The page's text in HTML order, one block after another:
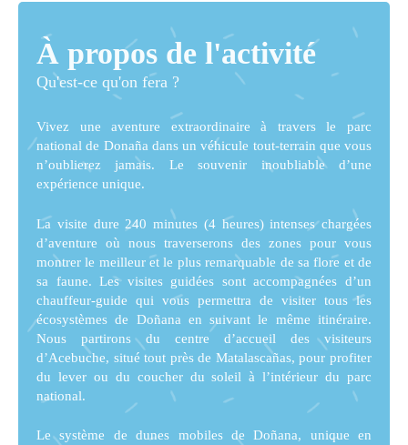
À propos de l'activité
Qu'est-ce qu'on fera ?
Vivez une aventure extraordinaire à travers le parc
national de Donaña dans un véhicule tout-terrain que vous
n’oublierez jamais. Le souvenir inoubliable d’une
expérience unique.
La visite dure 240 minutes (4 heures) intenses chargées
d’aventure où nous traverserons des zones pour vous
montrer le meilleur et le plus remarquable de sa flore et de
sa faune. Les visites guidées sont accompagnées d’un
chauffeur-guide qui vous permettra de visiter tous les
écosystèmes de Doñana en suivant le même itinéraire.
Nous partirons du centre d’accueil des visiteurs
d’Acebuche, situé tout près de Matalascañas, pour profiter
du lever ou du coucher du soleil à l’intérieur du parc
national.
Le système de dunes mobiles de Doñana, unique en